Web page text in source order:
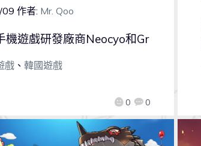
作者: Mr. Qoo
0 0
機遊戲研發廠商Neocyo和Gr
戲、 韓國遊戲